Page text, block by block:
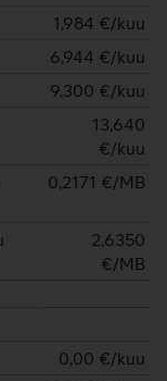
1,984 €/kuu
6,944 €/kuu
9,300 €/kuu
13,640
€/kuu
0,2171 €/MB
2,6350
€/MB
0,00 €/kuu